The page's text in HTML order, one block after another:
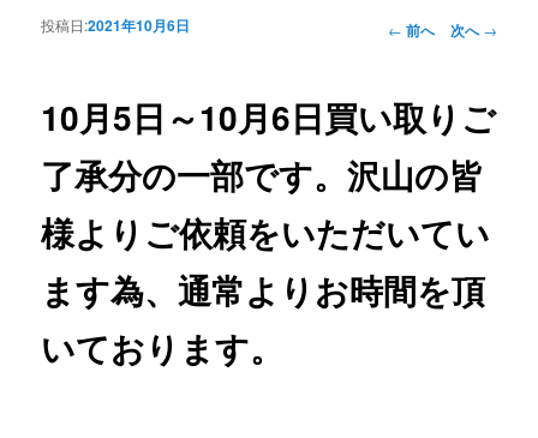
投稿ナビゲーシ
← 前へ 次へ→
10月5日～10月6日買い取りご
了承分の一部です。沢山の皆
様よりご依頼をいただいてい
ます為、通常よりお時間を頂
いております。
投稿日:2021年10月6日